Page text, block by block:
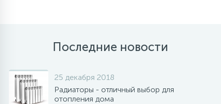
Последние новости
25 декабря 2018
Радиаторы - отличный выбор для
отопления дома